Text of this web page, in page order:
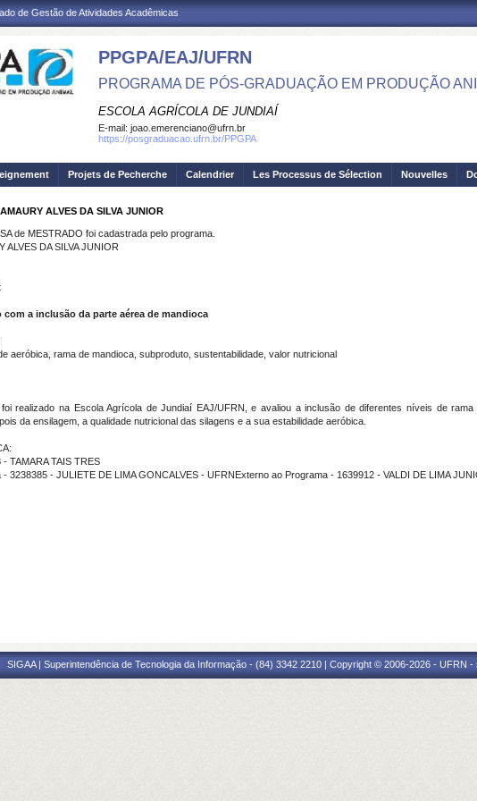
de Gestão de Atividades Acadêmicas
PPGPA/EAJ/UFRN
PROGRAMA DE PÓS-GRADUAÇÃO EM PRODUÇÃO
ESCOLA AGRÍCOLA DE JUNDIAÍ
E-mail: joao.emerenciano@ufrn.br
https://posgraduacao.ufrn.br/PPGPA
Projets de Pecherche Calendrier Les Processus de Sélection Nouvelles
ALVES DA SILVA JUNIOR
de MESTRADO foi cadastrada pelo programa.
ALVES DA SILVA JUNIOR
com a inclusão da parte aérea de mandioca
aeróbica, rama de mandioca, subproduto, sustentabilidade, valor nutricional
realizado na Escola Agrícola de Jundiaí EAJ/UFRN, e avaliou a inclusão de diferentes níveis de
da ensilagem, a qualidade nutricional das silagens e a sua estabilidade aeróbica.
TAMARA TAIS TRES
- 3238385 - JULIETE DE LIMA GONCALVES - UFRNExterno ao Programa - 1639912 - VALDI DE LIMA
SIGAA | Superintendência de Tecnologia da Informação - (84) 3342 2210 | Copyright © 2006-2026 - UFRN